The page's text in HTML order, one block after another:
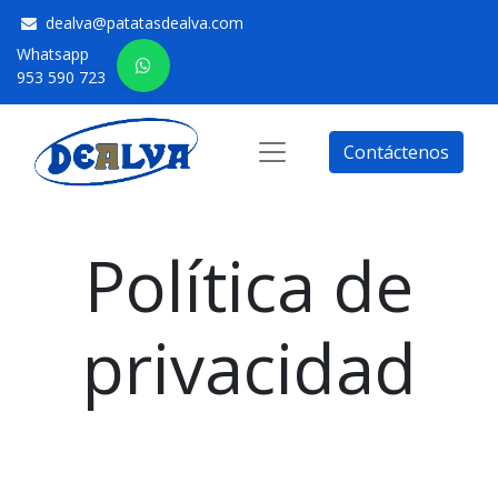
dealva@patatasdealva.com
Whatsapp
953 590 723
Contáctenos
Política de
privacidad